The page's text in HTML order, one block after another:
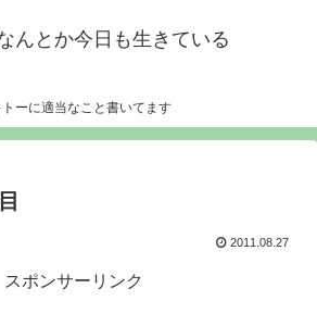
んとか今日も生きている
トーに適当なこと書いてます
2011.08.27
スポンサーリンク